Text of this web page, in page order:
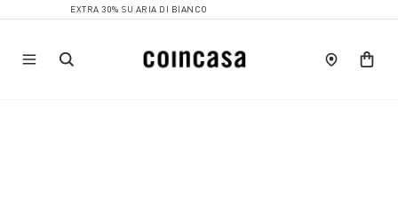
EXTRA 30% SU ARIA DI BIANCO